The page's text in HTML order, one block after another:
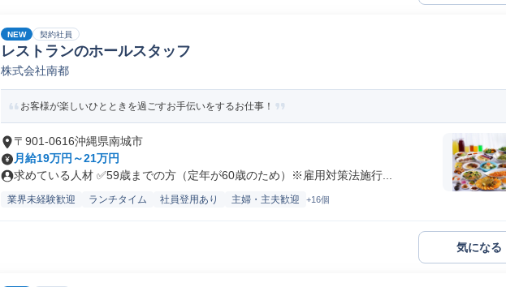
NEW 契約社員
レストランのホールスタッフ
株式会社南都
お客様が楽しいひとときを過ごすお手伝いをするお仕事！
〒901-0616沖縄県南城市
月給19万円～21万円
求めている人材 ✅59歳までの方（定年が60歳のため）※雇用対策法施行...
業界未経験歓迎 ランチタイム 社員登用あり 主婦・主夫歓迎 +16個
気になる